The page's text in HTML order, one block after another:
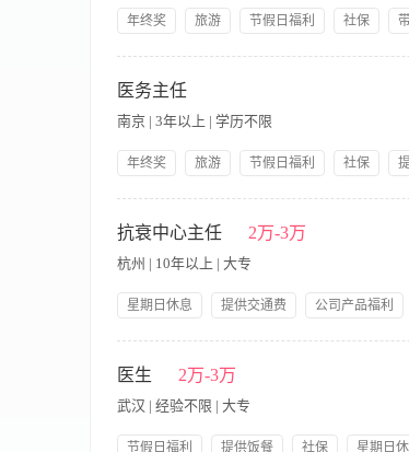
年终奖 旅游 节假日福利 社保
供最专业咨询，解除顾客疑虑； 3、负责根据医
合素质与专业能力； 5、对咨询师，市场部，服
论疑难病例； 8、对医疗纠纷（事故）进行前期
科专业，主治以上职称； 2、5年以上医学美容临
好，气质佳，男女不限。
医务主任
南京 | 3年以上 | 学历不限
年终奖 旅游 节假日福利 社保
好相关医疗流程梳理 任职资格： 1.具备本行业相
抗衰中心主任 2万-3万
杭州 | 10年以上 | 大专
星期日休息 提供交通费 公司产品福利
工作的准确性，并不断完善以提高服务质量。 任
以上学历，有医学/生物学理论基础，熟练使用基
医生 2万-3万
武汉 | 经验不限 | 大专
节假日福利 提供饭餐 社保
星期日